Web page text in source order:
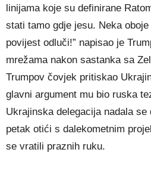
linijama koje su definirane
stati tamo gdje jesu. Neka
povijest odluči!” napisao je
mrežama nakon sastanka sa
Trumpov čovjek pritiskao
glavni argument mu bio ruska
Ukrajinska delegacija nadala
petak otići s dalekometnim
se vratili praznih ruku.